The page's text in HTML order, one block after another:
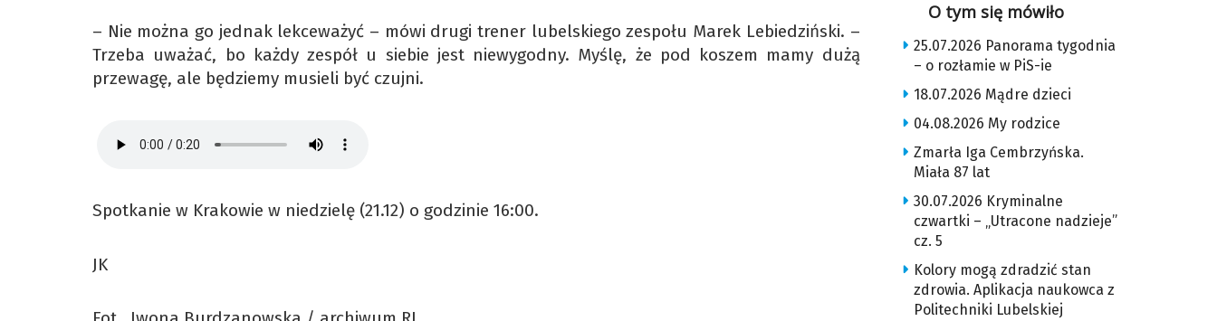
– Nie można go jednak lekceważyć – mówi drugi trener lubelskiego zespołu Marek Lebiedziński. –
Trzeba uważać, bo każdy zespół u siebie jest niewygodny. Myślę, że pod koszem mamy dużą
przewagę, ale będziemy musieli być czujni.
Spotkanie w Krakowie w niedzielę (21.12) o godzinie 16:00.
JK
O tym się mówiło
25.07.2026 Panorama tygodnia
– o rozłamie w PiS-ie
18.07.2026 Mądre dzieci
04.08.2026 My rodzice
Zmarła Iga Cembrzyńska.
Miała 87 lat
30.07.2026 Kryminalne
czwartki – „Utracone nadzieje”
cz. 5
Kolory mogą zdradzić stan
zdrowia. Aplikacja naukowca z
Politechniki Lubelskiej